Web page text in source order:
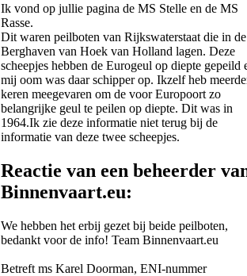
Ik vond op jullie pagina de MS Stelle en de MS
Rasse.
Dit waren peilboten van Rijkswaterstaat die in de
Berghaven van Hoek van Holland lagen. Deze
scheepjes hebben de Eurogeul op diepte gepeild
mij oom was daar schipper op. Ikzelf heb
keren meegevaren om de voor Europoort zo
belangrijke geul te peilen op diepte. Dit was in
1964.Ik zie deze informatie niet terug bij de
informatie van deze twee scheepjes.
Reactie van een beheerder
Binnenvaart.eu:
We hebben het erbij gezet bij beide peilboten,
bedankt voor de info! Team Binnenvaart.eu
Betreft ms Karel Doorman, ENI-nummer